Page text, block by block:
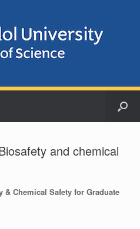
and chemical
& Chemical Safety for Graduate